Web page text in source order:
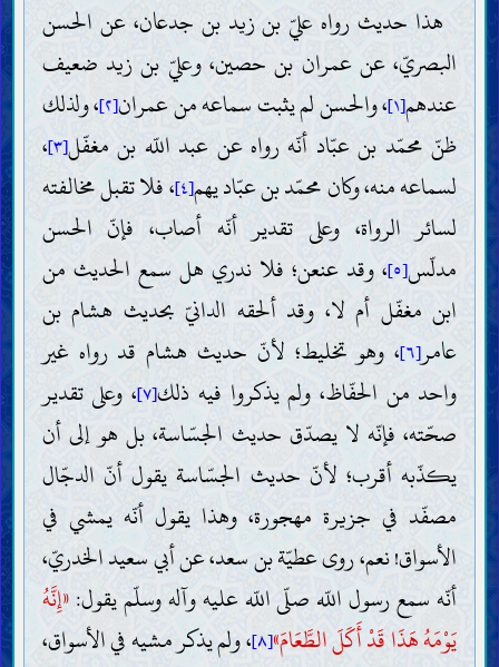
هذا حديث رواه عليّ بن زيد بن جدعان، عن الحسن
البصريّ، عن عمران بن حصين، وعليّ بن زيد ضعيف
عندهم[١] ، والحسن لم يثبت سماعه من عمران[٢] ، ولذلك
ظنّ محمّد بن عبّاد أنّه رواه عن عبد اللّه بن مغفّل[٣] ،
لسماعه منه، وكان محمّد بن عبّاد يهم[٤] ، فلا تقبل مخالفته
لسائر الرواة، وعلى تقدير أنّه أصاب، فإنّ الحسن
مدلّس[٥] ، وقد عنعن؛ فلا ندري هل سمع الحديث من
ابن مغفّل أم لا، وقد ألحقه الدانيّ بحديث هشام بن
عامر[٦] ، وهو تخليط؛ لأنّ حديث هشام قد رواه غير
واحد من الحفّاظ، ولم يذكروا فيه ذلك[٧] ، وعلى تقدير
صحّته، فإنّه لا يصدّق حديث الجسّاسة، بل هو إلى أن
يكذّبه أقرب؛ لأنّ حديث الجسّاسة يقول أنّ الدجّال
مصفّد في جزيرة مهجورة، وهذا يقول أنّه يمشي في
الأسواق! نعم، روى عطيّة بن سعد، عن أبي سعيد الخدريّ،
أنّه سمع رسول اللّه صلّى اللّه عليه وآله وسلّم يقول:«إِنَّهُ
يَوْمَهُ هَذَا قَدْ أَكَلَ الطَّعَامَ»[٨] ، ولم يذكر مشيه في الأسواق،